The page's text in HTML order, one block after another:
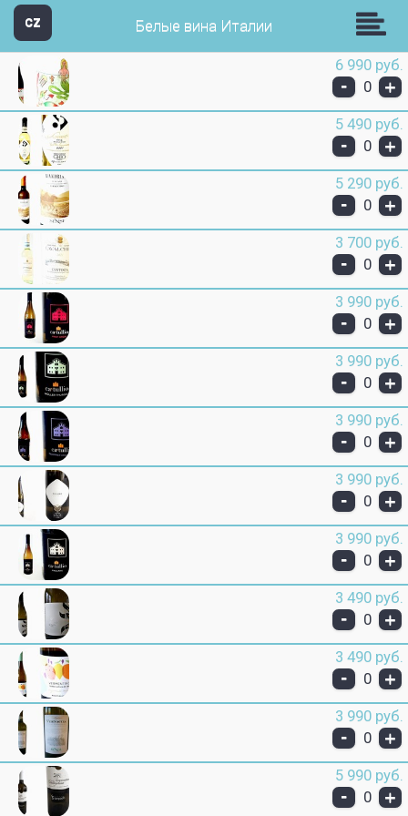
CZ Звезда Групп
Белые вина Италии
6 990 руб.
- 0 +
5 490 руб.
- 0 +
5 290 руб.
- 0 +
3 700 руб.
- 0 +
3 990 руб.
- 0 +
3 990 руб.
- 0 +
3 990 руб.
- 0 +
3 990 руб.
- 0 +
3 990 руб.
- 0 +
3 490 руб.
- 0 +
3 490 руб.
- 0 +
3 990 руб.
- 0 +
5 990 руб.
- 0 +